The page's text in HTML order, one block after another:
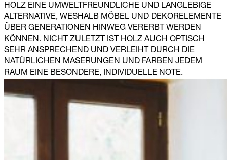
HOLZ EINE UMWELTFREUNDLICHE UND LANGLEBIGE
ALTERNATIVE, WESHALB MÖBEL UND DEKORELEMENTE
ÜBER GENERATIONEN HINWEG VERERBT WERDEN
KÖNNEN. NICHT ZULETZT IST HOLZ AUCH OPTISCH
SEHR ANSPRECHEND UND VERLEIHT DURCH DIE
NATÜRLICHEN MASERUNGEN UND FARBEN JEDEM
RAUM EINE BESONDERE, INDIVIDUELLE NOTE.